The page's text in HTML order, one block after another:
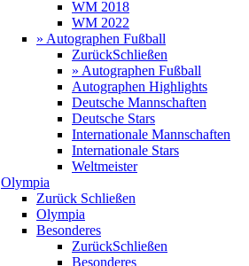
WM 2018
WM 2022
» Autographen Fußball
ZurückSchließen
» Autographen Fußball
Autographen Highlights
Deutsche Mannschaften
Deutsche Stars
Internationale Mannschaften
Internationale Stars
Weltmeister
Olympia
Zurück Schließen
Olympia
Besonderes
ZurückSchließen
Besonderes